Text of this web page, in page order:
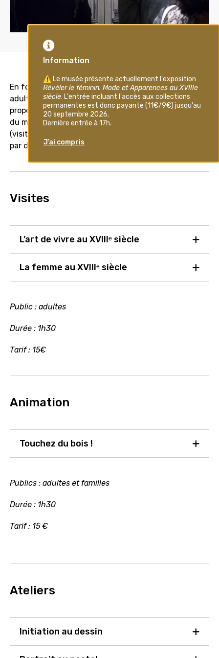
En fonction des publics (enfants, adolescents,
adultes et familles), différents types d’activités sont
proposées afin de découvrir, à partir des collections
du musée, l’art et la vie au XVIII
(visites, animations, contes ou ateliers) sont menées
par des conférenciers, conteurs et plasticiens.
Visites
L’art de vivre au XVIIIᵉ siècle
La femme au XVIIIᵉ siècle
Public : adultes
Durée : 1h30
Tarif : 15€
Animation
Touchez du bois !
Publics : adultes et familles
Durée : 1h30
Tarif : 15 €
Ateliers
Initiation au dessin